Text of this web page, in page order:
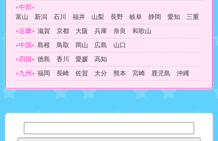
«中部»
富山 新潟 石川 福井 山梨 長野 岐阜 静岡 愛知 三重
«近畿» 滋賀 京都 大阪 兵庫 奈良 和歌山
«中国» 島根 鳥取 岡山 広島 山口
«四国» 徳島 香川 愛媛 高知
«九州» 福岡 長崎 佐賀 大分 熊本 宮崎 鹿児島 沖縄